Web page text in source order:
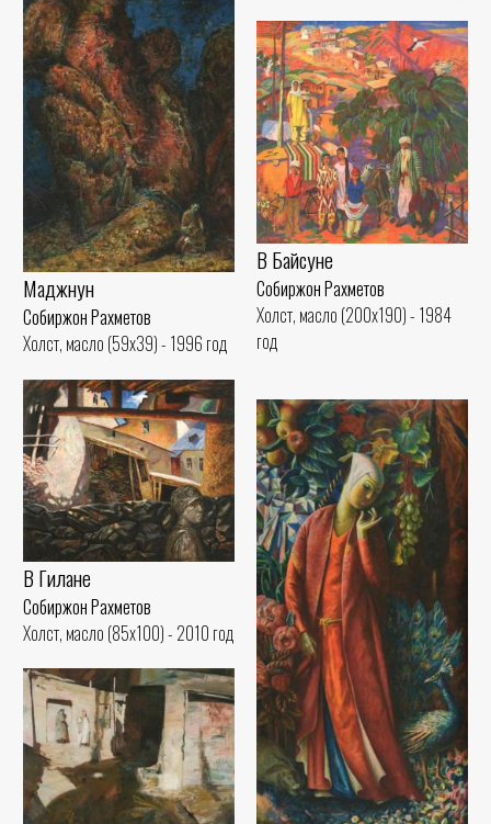
Маджнун
Собиржон Рахметов
Холст, масло (59x39) - 1996 год
В Байсуне
Собиржон Рахметов
Холст, масло (200x190) - 1984
год
В Гилане
Собиржон Рахметов
Холст, масло (85x100) - 2010 год